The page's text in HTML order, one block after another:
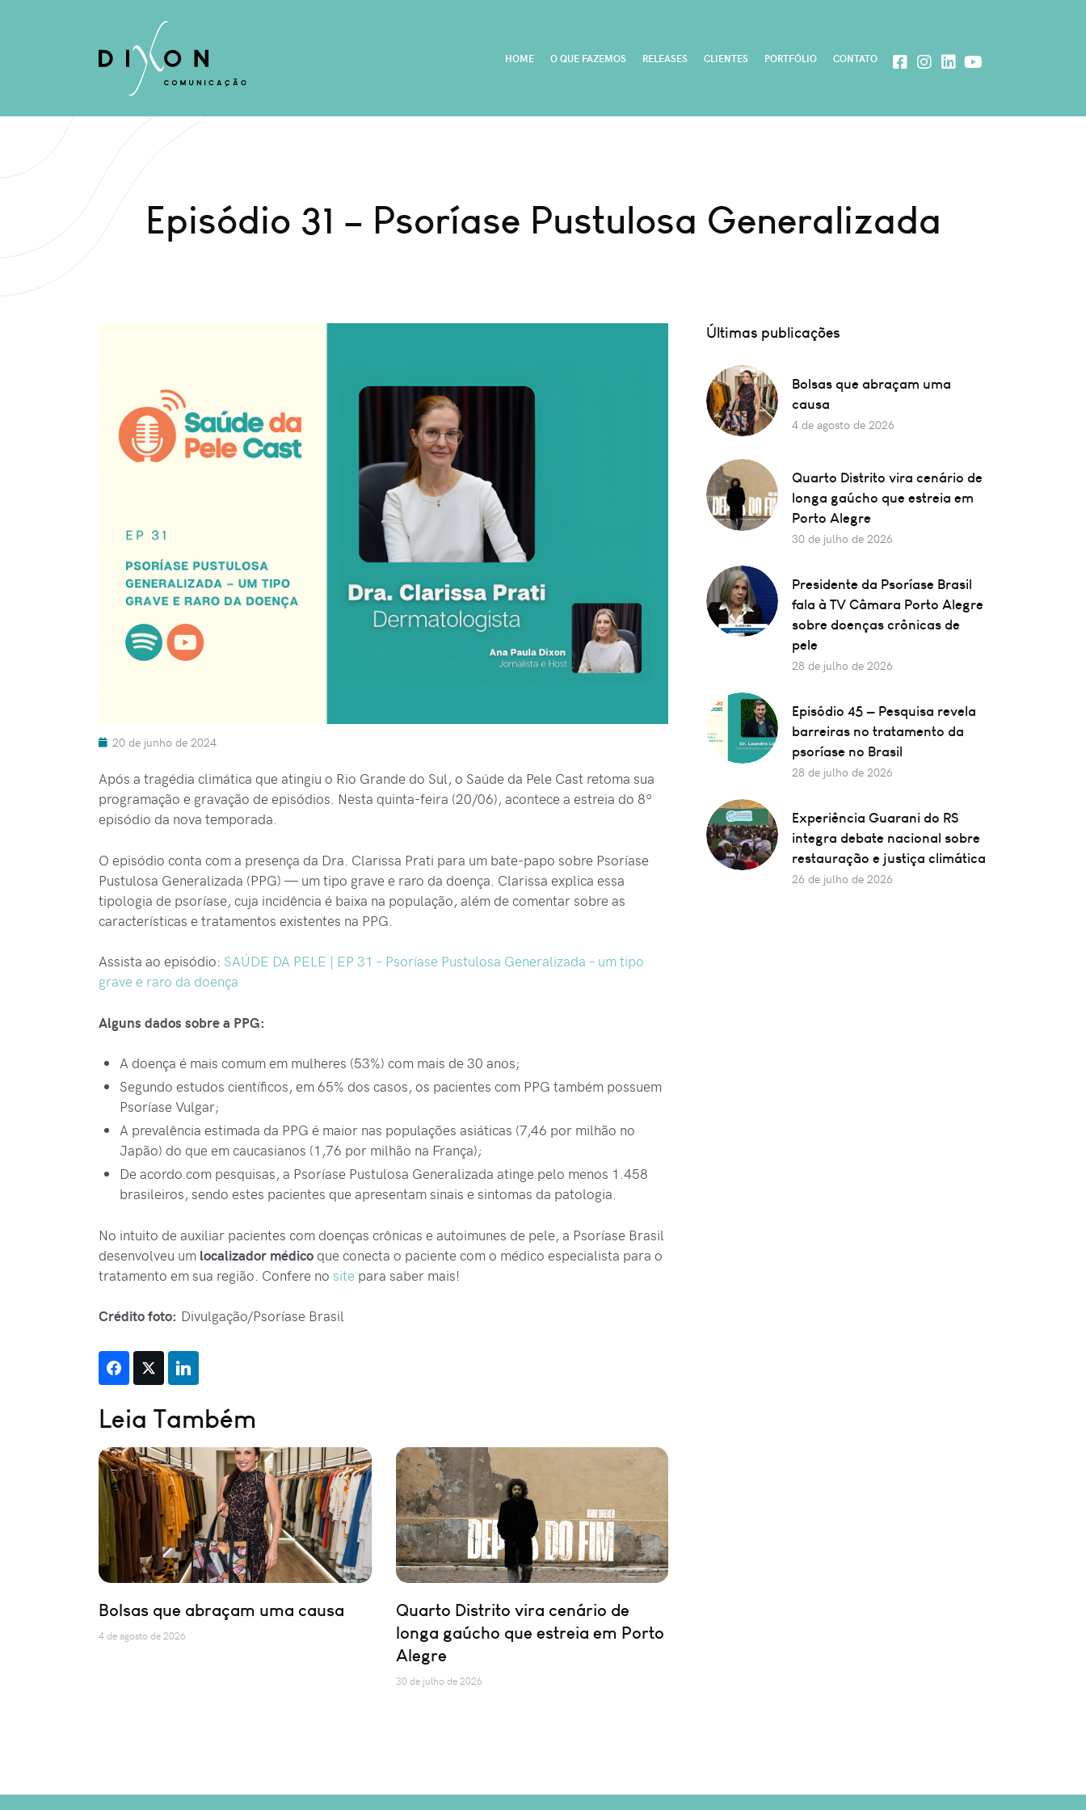
HOME O QUE FAZEMOS RELEASES CLIENTES PORTFÓLIO CONTATO
Episódio 31 – Psoríase Pustulosa Generalizada
20 de junho de 2024
Após a tragédia climática que atingiu o Rio Grande do Sul, o Saúde da Pele Cast retoma sua
programação e gravação de episódios. Nesta quinta-feira (20/06), acontece a estreia do 8º
episódio da nova temporada.
O episódio conta com a presença da Dra. Clarissa Prati para um bate-papo sobre Psoríase
Pustulosa Generalizada (PPG) — um tipo grave e raro da doença. Clarissa explica essa
tipologia de psoríase, cuja incidência é baixa na população, além de comentar sobre as
características e tratamentos existentes na PPG.
Assista ao episódio: SAÚDE DA PELE | EP 31 – Psoríase Pustulosa Generalizada – um tipo
grave e raro da doença
Alguns dados sobre a PPG:
A doença é mais comum em mulheres (53%) com mais de 30 anos;
Segundo estudos científicos, em 65% dos casos, os pacientes com PPG também possuem
Psoríase Vulgar;
A prevalência estimada da PPG é maior nas populações asiáticas (7,46 por milhão no
Japão) do que em caucasianos (1,76 por milhão na França);
De acordo com pesquisas, a Psoríase Pustulosa Generalizada atinge pelo menos 1.458
brasileiros, sendo estes pacientes que apresentam sinais e sintomas da patologia.
No intuito de auxiliar pacientes com doenças crônicas e autoimunes de pele, a Psoríase Brasil
desenvolveu um localizador médicoque conecta o paciente com o médico especialista para o
tratamento em sua região. Confere no site para saber mais!
Crédito foto: Divulgação/Psoríase Brasil
Leia Também
Bolsas que abraçam uma causa
4 de agosto de 2026
Quarto Distrito vira cenário de
longa gaúcho que estreia em Porto
Alegre
30 de julho de 2026
Últimas publicações
Bolsas que abraçam uma
causa
4 de agosto de 2026
Quarto Distrito vira cenário de
longa gaúcho que estreia em
Porto Alegre
30 de julho de 2026
Presidente da Psoríase Brasil
fala à TV Câmara Porto Alegre
sobre doenças crônicas de
pele
28 de julho de 2026
Episódio 45 — Pesquisa revela
barreiras no tratamento da
psoríase no Brasil
28 de julho de 2026
Experiência Guarani do RS
integra debate nacional sobre
restauração e justiça climática
26 de julho de 2026